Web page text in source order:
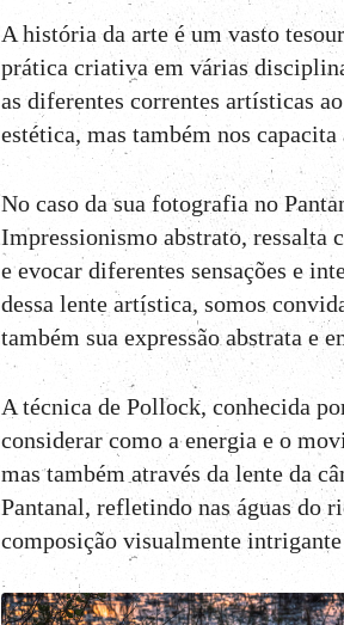
A história da arte é um vasto
prática criativa em várias
as diferentes correntes artísticas
estética, mas também nos
No caso da sua fotografia no
Impressionismo abstrato, ressalta
e evocar diferentes sensações e
dessa lente artística, somos
também sua expressão abstrata e
A técnica de Pollock, conhecida
considerar como a energia e o
mas também através da lente da
Pantanal, refletindo nas águas do
composição visualmente